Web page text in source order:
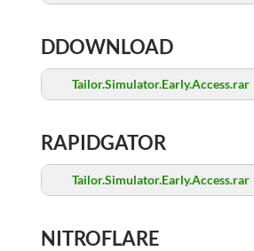
DDOWNLOAD
Tailor.Simulator.Early.Access.rar
RAPIDGATOR
Tailor.Simulator.Early.Access.rar
NITROFLARE